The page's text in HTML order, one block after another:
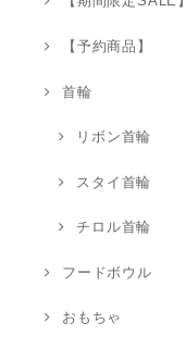
【予約商品】
首輪
リボン首輪
スタイ首輪
チロル首輪
フードボウル
おもちゃ